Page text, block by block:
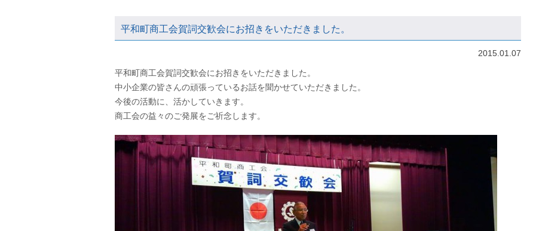
平和町商工会賀詞交歓会にお招きをいただきました。
2015.01.07
平和町商工会賀詞交歓会にお招きをいただきました。
中小企業の皆さんの頑張っているお話を聞かせていただきました。
今後の活動に、活かしていきます。
商工会の益々のご発展をご祈念します。